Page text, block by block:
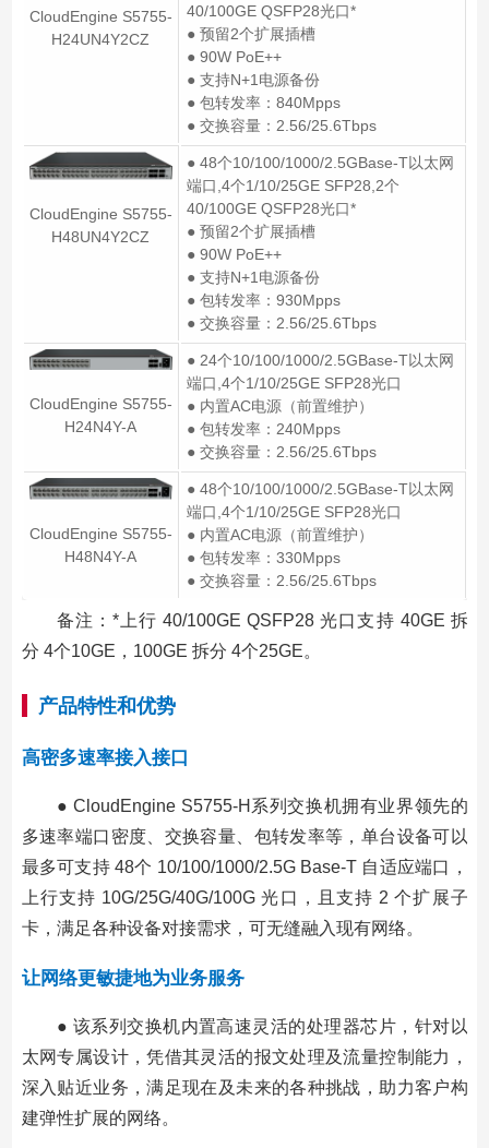
CloudEngine S5755-
H24UN4Y2CZ
40/100GE QSFP28光口*
● 预留2个扩展插槽
● 90W PoE++
● 支持N+1电源备份
● 包转发率：840Mpps
● 交换容量：2.56/25.6Tbps
CloudEngine S5755-
H48UN4Y2CZ
● 48个10/100/1000/2.5GBase-T以太网
端口,4个1/10/25GE SFP28,2个
40/100GE QSFP28光口*
● 预留2个扩展插槽
● 90W PoE++
● 支持N+1电源备份
● 包转发率：930Mpps
● 交换容量：2.56/25.6Tbps
CloudEngine S5755-
H24N4Y-A
● 24个10/100/1000/2.5GBase-T以太网
端口,4个1/10/25GE SFP28光口
● 内置AC电源（前置维护）
● 包转发率：240Mpps
● 交换容量：2.56/25.6Tbps
CloudEngine S5755-
H48N4Y-A
● 48个10/100/1000/2.5GBase-T以太网
端口,4个1/10/25GE SFP28光口
● 内置AC电源（前置维护）
● 包转发率：330Mpps
● 交换容量：2.56/25.6Tbps
备注：*上行 40/100GE QSFP28 光口支持 40GE 拆
分 4个10GE，100GE 拆分 4个25GE。
产品特性和优势
高密多速率接入接口
● CloudEngine S5755-H系列交换机拥有业界领先的
多速率端口密度、交换容量、包转发率等，单台设备可以
最多可支持 48个 10/100/1000/2.5G Base-T 自适应端口，
上行支持 10G/25G/40G/100G 光口，且支持 2 个扩展子
卡，满足各种设备对接需求，可无缝融入现有网络。
让网络更敏捷地为业务服务
● 该系列交换机内置高速灵活的处理器芯片，针对以
太网专属设计，凭借其灵活的报文处理及流量控制能力，
深入贴近业务，满足现在及未来的各种挑战，助力客户构
建弹性扩展的网络。